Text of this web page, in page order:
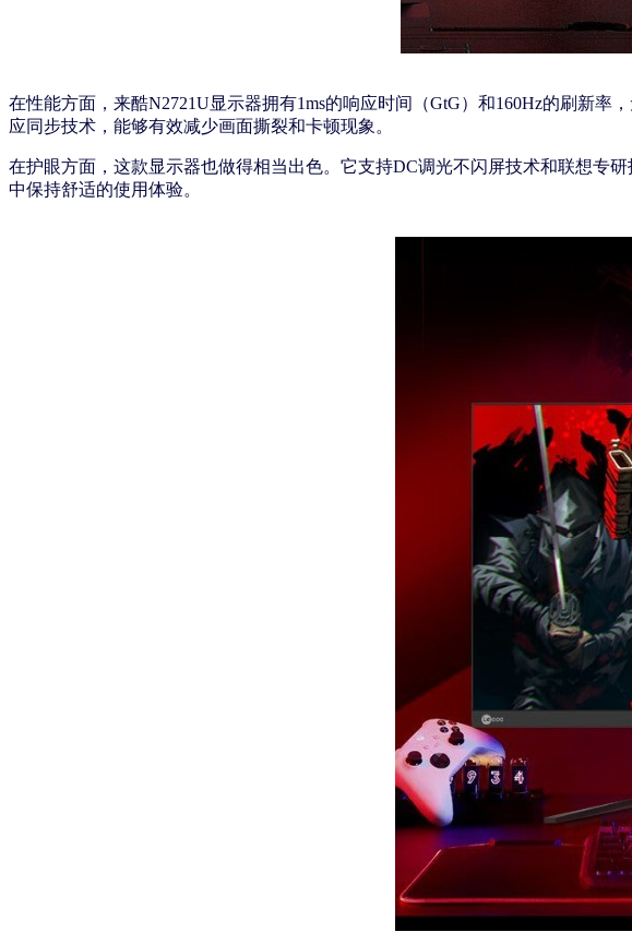
在性能方面，来酷N2721U显示器拥有1ms的响应时间（GtG）和160Hz的刷新
应同步技术，能够有效减少画面撕裂和卡顿现象。
在护眼方面，这款显示器也做得相当出色。它支持DC调光不闪屏技术和联想专
中保持舒适的使用体验。